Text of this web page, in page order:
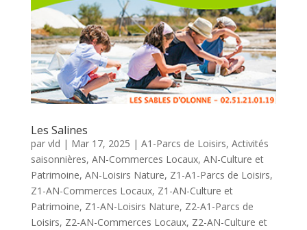
Les Salines
par vld | Mar 17, 2025 | A1-Parcs de Loisirs, Activités
saisonnières, AN-Commerces Locaux, AN-Culture et
Patrimoine, AN-Loisirs Nature, Z1-A1-Parcs de Loisirs,
Z1-AN-Commerces Locaux, Z1-AN-Culture et
Patrimoine, Z1-AN-Loisirs Nature, Z2-A1-Parcs de
Loisirs, Z2-AN-Commerces Locaux, Z2-AN-Culture et